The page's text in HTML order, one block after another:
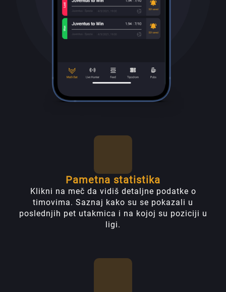
Pametna statistika
Klikni na meč da vidiš detaljne podatke o
timovima. Saznaj kako su se pokazali u
poslednjih pet utakmica i na kojoj su poziciji u
ligi.